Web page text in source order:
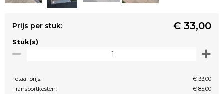
Prijs per stuk: € 33,00
Stuk(s)
Totaal prijs:
€ 33,00
Transportkosten:
€ 85,00